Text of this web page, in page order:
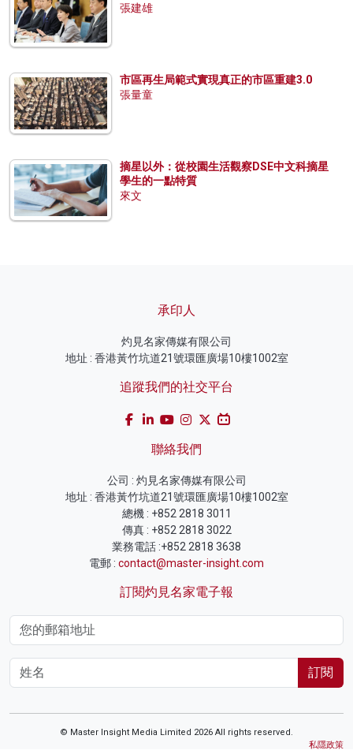
張建雄
市區再生局範式實現真正的市區重建3.0
張量童
摘星以外：從校園生活觀察DSE中文科摘星
學生的一點特質
來文
承印人
灼見名家傳媒有限公司
地址 : 香港黃竹坑道21號環匯廣場10樓1002室
追蹤我們的社交平台
聯絡我們
公司 : 灼見名家傳媒有限公司
地址 : 香港黃竹坑道21號環匯廣場10樓1002室
總機 : +852 2818 3011
傳真 : +852 2818 3022
業務電話 :+852 2818 3638
電郵 : contact@master-insight.com
訂閱灼見名家電子報
訂閱
© Master Insight Media Limited 2026 All rights reserved.
私隱政策